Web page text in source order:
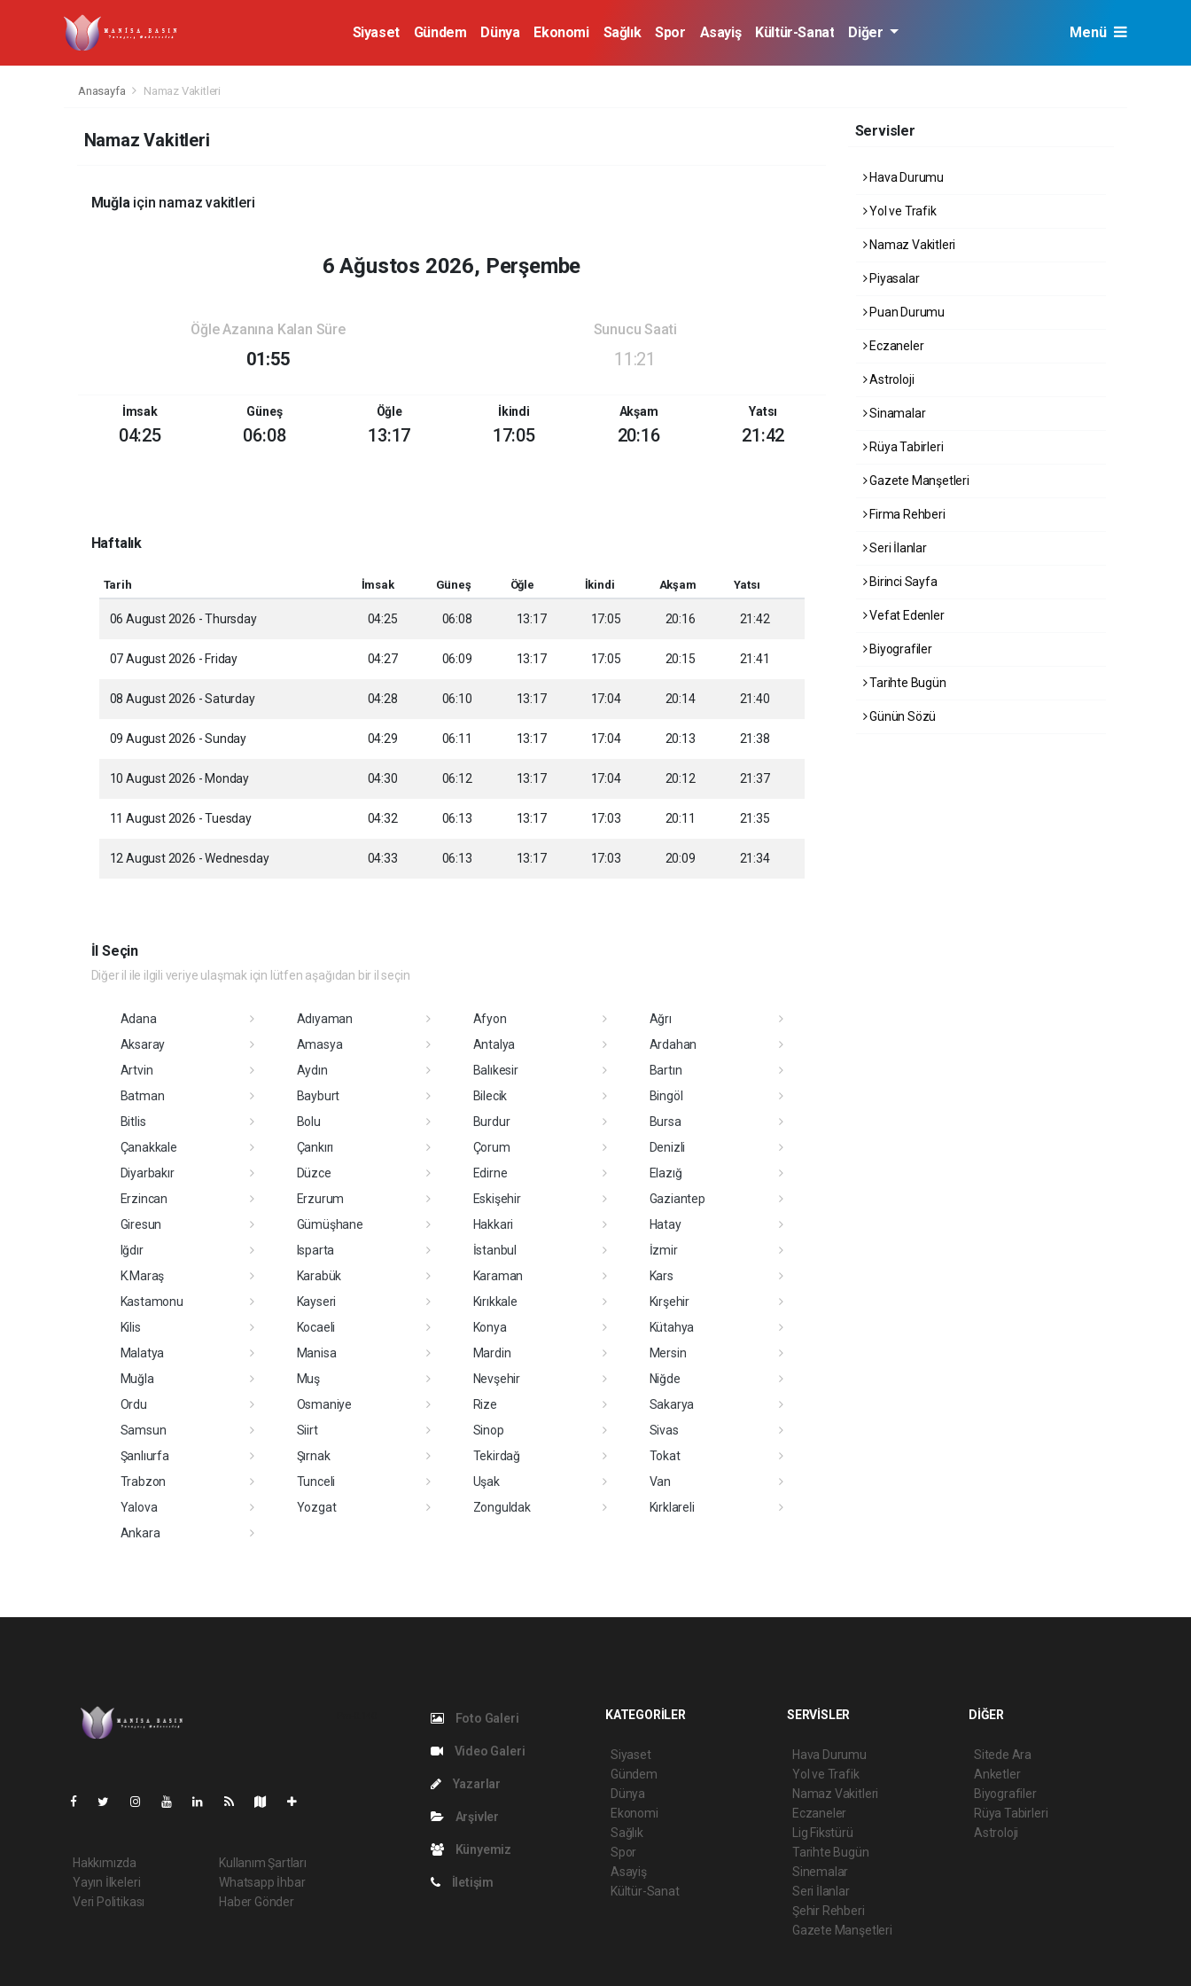
Siyaset Gündem Dünya Ekonomi Sağlık Spor Asayiş Kültür-Sanat Diğer Menü
Anasayfa Namaz Vakitleri
Namaz Vakitleri
Muğlaiçin namaz vakitleri
6 Ağustos 2026, Perşembe
Öğle Azanına Kalan Süre
01:55
Sunucu Saati
11:21
İmsak
04:25
Güneş
06:08
Öğle
13:17
İkindi
17:05
Akşam
20:16
Yatsı
21:42
Haftalık
Tarih İmsak Güneş Öğle İkindi Akşam Yatsı
06 August 2026 - Thursday 04:25 06:08 13:17 17:05 20:16 21:42
07 August 2026 - Friday 04:27 06:09 13:17 17:05 20:15 21:41
08 August 2026 - Saturday 04:28 06:10 13:17 17:04 20:14 21:40
09 August 2026 - Sunday 04:29 06:11 13:17 17:04 20:13 21:38
10 August 2026 - Monday 04:30 06:12 13:17 17:04 20:12 21:37
11 August 2026 - Tuesday 04:32 06:13 13:17 17:03 20:11 21:35
12 August 2026 - Wednesday 04:33 06:13 13:17 17:03 20:09 21:34
İl Seçin
Diğer il ile ilgili veriye ulaşmak için lütfen aşağıdan bir il seçin
Adana Adıyaman Afyon
Ağrı
Aksaray
Amasya Antalya
Ardahan
Artvin
Aydın Balıkesir
Bartın
Batman
Bayburt Bilecik
Bingöl
Bitlis
Bolu Burdur
Bursa
Çanakkale
Çankırı Çorum
Denizli
Diyarbakır
Düzce Edirne
Elazığ
Erzincan
Erzurum Eskişehir
Gaziantep
Giresun
Gümüşhane Hakkari
Hatay
Iğdır
Isparta İstanbul
İzmir
K.Maraş
Karabük Karaman
Kars
Kastamonu
Kayseri Kırıkkale
Kırşehir
Kilis
Kocaeli Konya
Kütahya
Malatya
Manisa Mardin
Mersin
Muğla
Muş Nevşehir
Niğde
Ordu
Osmaniye Rize
Sakarya
Samsun
Siirt Sinop
Sivas
Şanlıurfa
Şırnak Tekirdağ
Tokat
Trabzon
Tunceli Uşak
Van
Yalova
Yozgat Zonguldak
Kırklareli
Ankara
Servisler
Hava Durumu
Yol ve Trafik
Namaz Vakitleri
Piyasalar
Puan Durumu
Eczaneler
Astroloji
Sinamalar
Rüya Tabirleri
Gazete Manşetleri
Firma Rehberi
Seri İlanlar
Birinci Sayfa
Vefat Edenler
Biyografiler
Tarihte Bugün
Günün Sözü
Hakkımızda
Yayın İlkeleri
Veri Politikası
Kullanım Şartları
Whatsapp İhbar
Haber Gönder
Foto Galeri
Video Galeri
Yazarlar
Arşivler
Künyemiz
İletişim
KATEGORİLER
Siyaset
Gündem
Dünya
Ekonomi
Sağlık
Spor
Asayiş
Kültür-Sanat
SERVİSLER
Hava Durumu
Yol ve Trafik
Namaz Vakitleri
Eczaneler
Lig Fikstürü
Tarihte Bugün
Sinemalar
Seri İlanlar
Şehir Rehberi
Gazete Manşetleri
DİĞER
Sitede Ara
Anketler
Biyografiler
Rüya Tabirleri
Astroloji